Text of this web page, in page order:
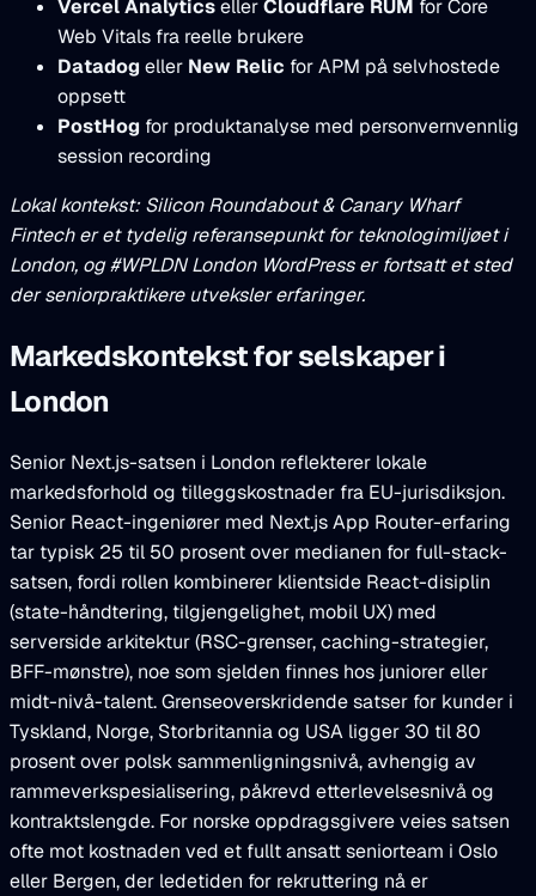
Vercel AnalyticsellerCloudflare RUM for Core
Web Vitals fra reelle brukere
Datadog eller New Relic for APM på selvhostede
oppsett
PostHog for produktanalyse med personvernvennlig
session recording
Lokal kontekst: Silicon Roundabout & Canary Wharf
Fintech er et tydelig referansepunkt for teknologimiljøet i
London, og #WPLDN London WordPress er fortsatt et sted
der seniorpraktikere utveksler erfaringer.
Markedskontekst for selskaper i
London
Senior Next.js-satsen i London reflekterer lokale
markedsforhold og tilleggskostnader fra EU-jurisdiksjon.
Senior React-ingeniører med Next.js App Router-erfaring
tar typisk 25 til 50 prosent over medianen for full-stack-
satsen, fordi rollen kombinerer klientside React-disiplin
(state-håndtering, tilgjengelighet, mobil UX) med
serverside arkitektur (RSC-grenser, caching-strategier,
BFF-mønstre), noe som sjelden finnes hos juniorer eller
midt-nivå-talent. Grenseoverskridende satser for kunder i
Tyskland, Norge, Storbritannia og USA ligger 30 til 80
prosent over polsk sammenligningsnivå, avhengig av
rammeverkspesialisering, påkrevd etterlevelsesnivå og
kontraktslengde. For norske oppdragsgivere veies satsen
ofte mot kostnaden ved et fullt ansatt seniorteam i Oslo
eller Bergen, der ledetiden for rekruttering nå er